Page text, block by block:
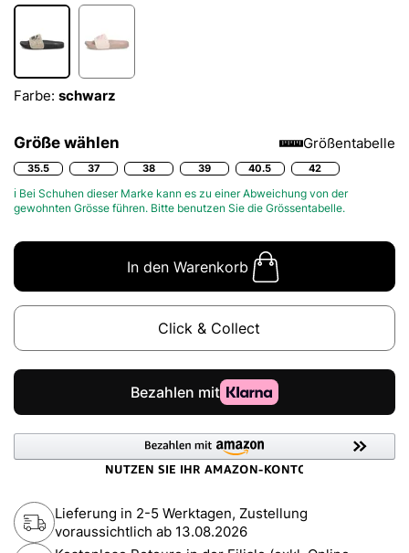
Farbe: schwarz
Größe wählen Größentabelle
35.5 37 38 39 40.5 42
ℹ Bei Schuhen dieser Marke kann es zu einer Abweichung von der
gewohnten Grösse führen. Bitte benutzen Sie die Grössentabelle.
In den Warenkorb
Click & Collect
Lieferung in 2-5 Werktagen, Zustellung
voraussichtlich ab 13.08.2026